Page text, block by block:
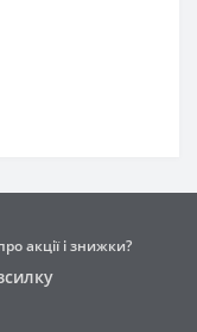
акції і знижки?